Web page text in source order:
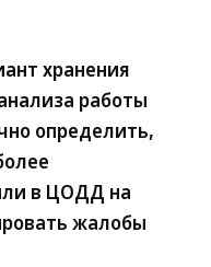
хранения
работы
определить,
в ЦОДД на
жалобы